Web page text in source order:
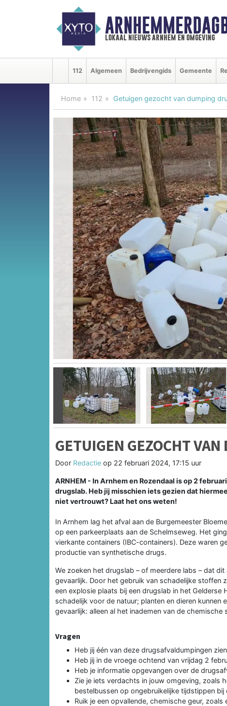
lokaal nieuws arnhem en omgeving
112 Algemeen Bedrijvengids Gemeente
Home 112 Getuigen gezocht van dumping
Vorige
GETUIGEN GEZOCHT
Door Redactie op 22 februari 2024, 17:15 uur
ARNHEM - In Arnhem en Rozendaal is op 2
drugslab. Heb jij misschien iets gezien dat
niet vertrouwt? Laat het ons weten!
In Arnhem lag het afval aan de Burgemeester
op een parkeerplaats aan de Schelmseweg. Het
vierkante containers (IBC-containers). Deze waren
productie van synthetische drugs.
We zoeken het drugslab – of meerdere labs – dat
gevaarlijk. Door het gebruik van schadelijke stoffen
een explosie plaats bij een drugslab in het
schadelijk voor de natuur; planten en dieren
gevaarlijk: alleen al het inademen van de
Vragen
Heb jij één van deze drugsafvaldumpingen
Heb jij in de vroege ochtend van vrijdag 2
Heb je informatie opgevangen over de
Zie je iets verdachts in jouw omgeving, zoals
bestelbussen op ongebruikelijke tijdstippen bij
Ruik je een opvallende, chemische geur,